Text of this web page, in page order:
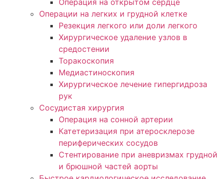
Операция на открытом сердце
Операции на легких и грудной клетке
Резекция легкого или доли легкого
Хирургическое удаление узлов в
средостении
Торакоскопия
Медиастиноскопия
Хирургическое лечение гипергидроза
рук
Сосудистая хирургия
Операция на сонной артерии
Катетеризация при атеросклерозе
периферических сосудов
Cтентирование при аневризмах
и брюшной частей аорты